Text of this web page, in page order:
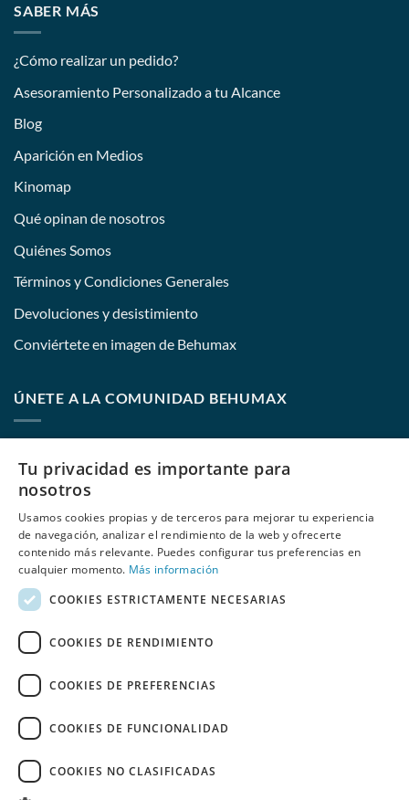
SABER MÁS
¿Cómo realizar un pedido?
Asesoramiento Personalizado a tu Alcance
Blog
Aparición en Medios
Kinomap
Qué opinan de nosotros
Quiénes Somos
Términos y Condiciones Generales
Devoluciones y desistimiento
Conviértete en imagen de Behumax
ÚNETE A LA COMUNIDAD BEHUMAX
E-mail:
He leído y acepto las políticas de privacidadde Behumax
REBAJAS ELITE FIT FITNESS
Tu privacidad es importante para
nosotros
Usamos cookies propias y de terceros para mejorar tu experiencia
de navegación, analizar el rendimiento de la web y ofrecerte
contenido más relevante. Puedes configurar tus preferencias en
cualquier momento. Más información
COOKIES ESTRICTAMENTE NECESARIAS
COOKIES DE RENDIMIENTO
COOKIES DE PREFERENCIAS
COOKIES DE FUNCIONALIDAD
COOKIES NO CLASIFICADAS